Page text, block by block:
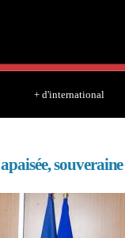
+ d'international